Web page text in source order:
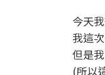
今天
我這
但是
(所以